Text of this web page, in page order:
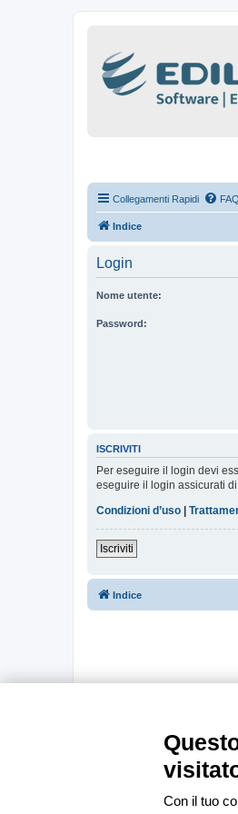
Collegamenti Rapidi FAQ
Indice
Login
Nome utente:
Password:
ISCRIVITI
Per eseguire il login devi
eseguire il login assicurati di
Condizioni d’uso |
Iscriviti
Indice
Con il tuo